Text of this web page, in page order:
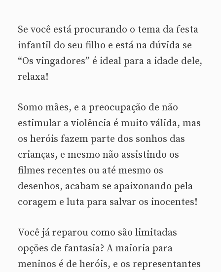
Se você está procurando o tema da festa
infantil do seu filho e está na dúvida se
“Os vingadores” é ideal para a idade dele,
relaxa!
Somo mães, e a preocupação de não
estimular a violência é muito válida, mas
os heróis fazem parte dos sonhos das
crianças, e mesmo não assistindo os
filmes recentes ou até mesmo os
desenhos, acabam se apaixonando pela
coragem e luta para salvar os inocentes!
Você já reparou como são limitadas
opções de fantasia? A maioria para
meninos é de heróis, e os representantes